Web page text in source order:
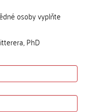
osoby vyplňte
PhD